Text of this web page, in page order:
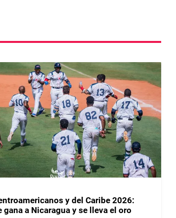
y del Caribe 2026:
gana a Nicaragua y se lleva el oro